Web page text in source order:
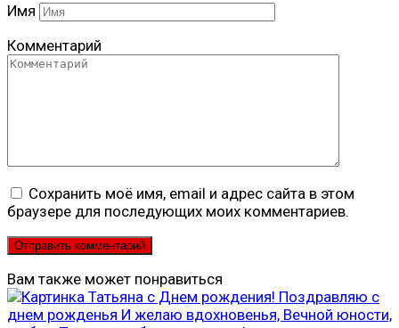
Имя
Комментарий
Сохранить моё имя, email и адрес сайта в этом
браузере для последующих моих комментариев.
Вам также может понравиться